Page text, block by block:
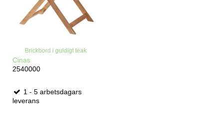
Brickbord i guldigt teak
Cinas
2540000
1 - 5 arbetsdagars
leverans